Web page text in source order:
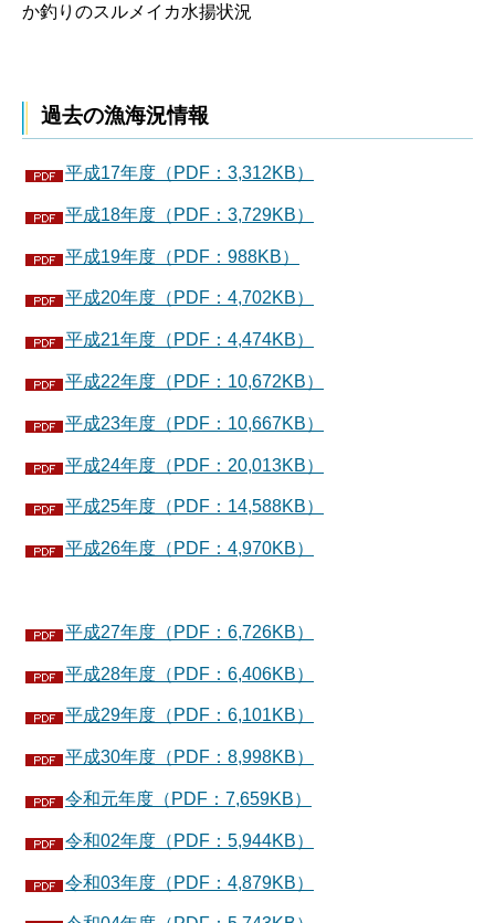
か釣りのスルメイカ水揚状況
過去の漁海況情報
平成17年度（PDF：3,312KB）
平成18年度（PDF：3,729KB）
平成19年度（PDF：988KB）
平成20年度（PDF：4,702KB）
平成21年度（PDF：4,474KB）
平成22年度（PDF：10,672KB）
平成23年度（PDF：10,667KB）
平成24年度（PDF：20,013KB）
平成25年度（PDF：14,588KB）
平成26年度（PDF：4,970KB）
平成27年度（PDF：6,726KB）
平成28年度（PDF：6,406KB）
平成29年度（PDF：6,101KB）
平成30年度（PDF：8,998KB）
令和元年度（PDF：7,659KB）
令和02年度（PDF：5,944KB）
令和03年度（PDF：4,879KB）